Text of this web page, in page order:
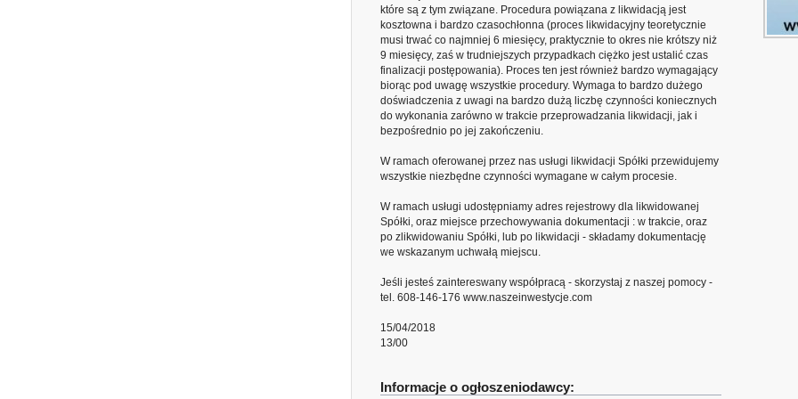
które są z tym związane. Procedura powiązana z likwidacją jest
kosztowna i bardzo czasochłonna (proces likwidacyjny teoretycznie
musi trwać co najmniej 6 miesięcy, praktycznie to okres nie krótszy niż
9 miesięcy, zaś w trudniejszych przypadkach ciężko jest ustalić czas
finalizacji postępowania). Proces ten jest również bardzo wymagający
biorąc pod uwagę wszystkie procedury. Wymaga to bardzo dużego
doświadczenia z uwagi na bardzo dużą liczbę czynności koniecznych
do wykonania zarówno w trakcie przeprowadzania likwidacji, jak i
bezpośrednio po jej zakończeniu.
W ramach oferowanej przez nas usługi likwidacji Spółki przewidujemy
wszystkie niezbędne czynności wymagane w całym procesie.
W ramach usługi udostępniamy adres rejestrowy dla likwidowanej
Spółki, oraz miejsce przechowywania dokumentacji : w trakcie, oraz
po zlikwidowaniu Spółki, lub po likwidacji - składamy dokumentację
we wskazanym uchwałą miejscu.
Jeśli jesteś zaintereswany współpracą - skorzystaj z naszej pomocy -
tel. 608-146-176 www.naszeinwestycje.com
15/04/2018
13/00
Informacje o ogłoszeniodawcy: